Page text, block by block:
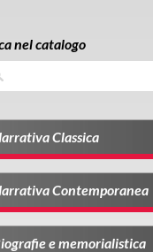
nel catalogo
Classica
Contemporanea
e memorialistica